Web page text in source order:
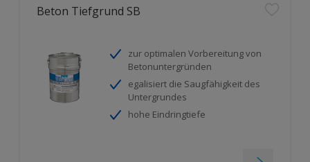
Beton Tiefgrund SB
zur optimalen Vorbereitung von
Betonuntergründen
egalisiert die Saugfähigkeit des
Untergrundes
hohe Eindringtiefe